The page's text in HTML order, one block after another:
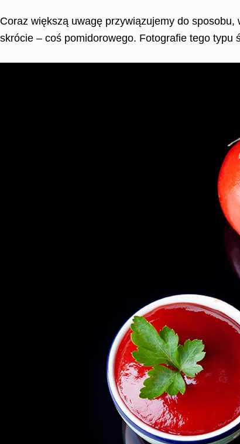
Coraz większą uwagę przywiązujemy do
skrócie – coś pomidorowego. Fotografie tego typu